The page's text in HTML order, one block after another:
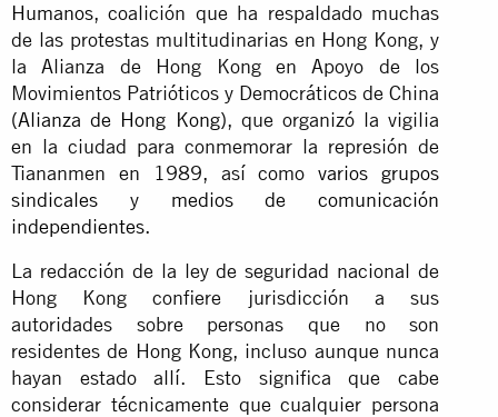
Humanos, coalición que ha respaldado muchas
de las protestas multitudinarias en Hong Kong, y
la Alianza de Hong Kong en Apoyo de los
Movimientos Patrióticos y Democráticos de China
(Alianza de Hong Kong), que organizó la vigilia
en la ciudad para conmemorar la represión de
Tiananmen en 1989, así comovarios grupos
sindicales y medios de comunicación
independientes.
La redacción de la ley de seguridad nacional de
Hong Kong confiere jurisdicción a sus
autoridades sobre personas que no son
residentes de Hong Kong, incluso aunque nunca
hayan estado allí. Esto significa que cabe
considerar técnicamente que cualquier persona